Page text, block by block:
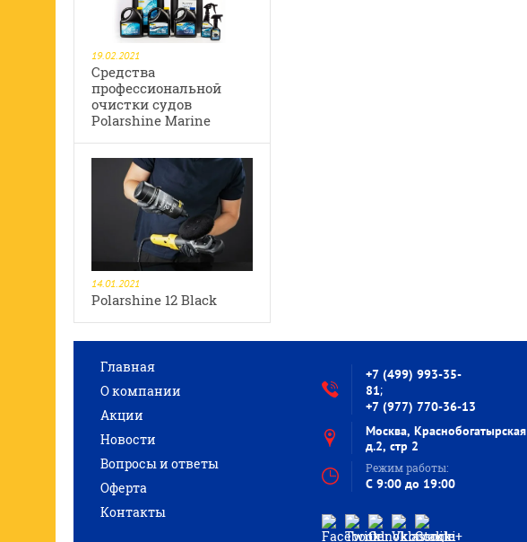
19.02.2021
Средства
профессиональной
очистки судов
Polarshine Marine
14.01.2021
Polarshine 12 Black
Главная
О компании
Акции
Новости
Вопросы и ответы
Оферта
Контакты
+7 (499) 993-35-
81;
+7 (977) 770-36-13
Москва, Краснобогатырская
д.2, стр 2
Режим работы:
C 9:00 до 19:00